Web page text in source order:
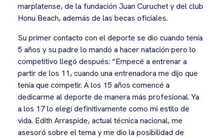
marplatense, de la fundación Juan Curuchet y del club
Honu Beach, además de las becas oficiales.
Su primer contacto con el deporte se dio cuando tenía
5 años y su padre lo mandó a hacer natación pero lo
competitivo llegó después: “Empecé a entrenar a
partir de los 11, cuando una entrenadora me dijo que
tenía que competir. A los 15 años comencé a
dedicarme al deporte de manera más profesional. Ya
a los 17 lo elegí definitivamente como mi estilo de
vida. Edith Arraspide, actual técnica nacional, me
asesoró sobre el tema y me dio la posibilidad de